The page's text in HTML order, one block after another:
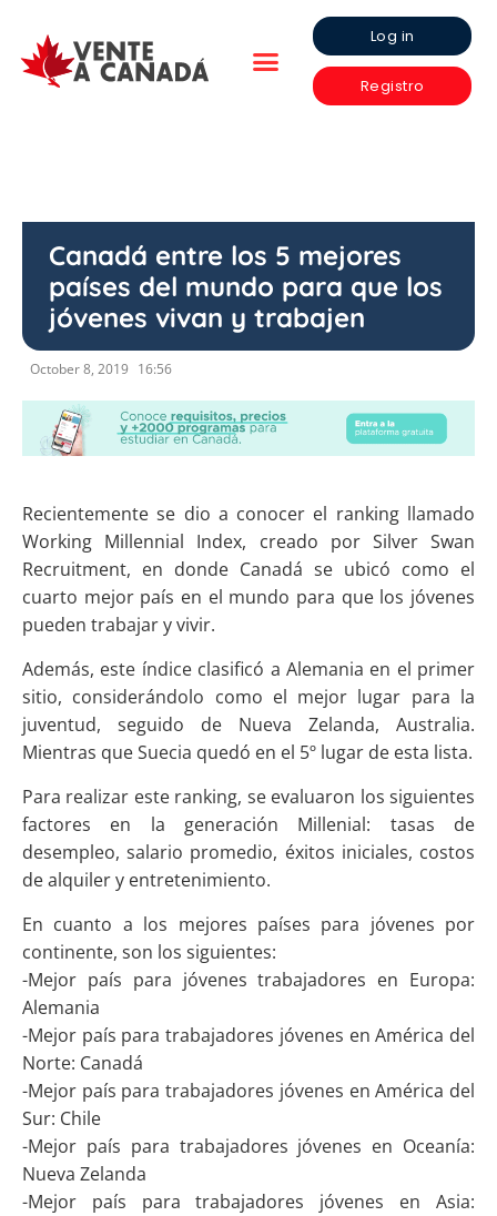
Log in
Registro
Canadá entre los 5 mejores
países del mundo para que los
jóvenes vivan y trabajen
October 8, 2019 16:56
Recientemente se dio a conocer el ranking llamado
Working Millennial Index, creado por Silver Swan
Recruitment, en donde Canadá se ubicó como el
cuarto mejor país en el mundo para que los jóvenes
pueden trabajar y vivir.
Además, este índice clasificó a Alemania en el primer
sitio, considerándolo como el mejor lugar para la
juventud, seguido de Nueva Zelanda, Australia.
Mientras que Suecia quedó en el 5º lugar de esta lista.
Para realizar este ranking, se evaluaron los siguientes
factores en la generación Millenial: tasas de
desempleo, salario promedio, éxitos iniciales, costos
de alquiler y entretenimiento.
En cuanto a los mejores países para jóvenes por
continente, son los siguientes:
-Mejor país para jóvenes trabajadores en Europa:
Alemania
-Mejor país para trabajadores jóvenes en América del
Norte: Canadá
-Mejor país para trabajadores jóvenes en América del
Sur: Chile
-Mejor país para trabajadores jóvenes en Oceanía:
Nueva Zelanda
-Mejor país para trabajadores jóvenes en Asia: